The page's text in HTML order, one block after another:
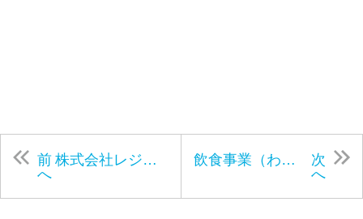
前
へ
株式会社レジャークリエイトサービスのホームページをリニューアルしました。 飲食事業（わらしべグループ）にてホールスタッフ（正社員）の求人を募集します。
次
へ